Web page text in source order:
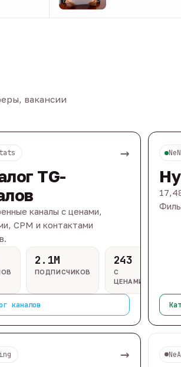
07 авг
вакансии
→
TG-
каналы с ценами,
CPM и контактами
2.1M
ПОДПИСЧИКОВ
243
С
ЦЕНАМИ
каналов
→